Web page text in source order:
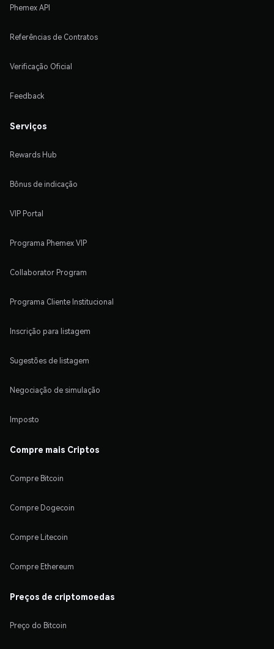
Phemex API
Referências de Contratos
Verificação Oficial
Feedback
Serviços
Rewards Hub
Bônus de indicação
VIP Portal
Programa Phemex VIP
Collaborator Program
Programa Cliente Institucional
Inscrição para listagem
Sugestões de listagem
Negociação de simulação
Imposto
Compre mais Criptos
Compre Bitcoin
Compre Dogecoin
Compre Litecoin
Compre Ethereum
Preços de criptomoedas
Preço do Bitcoin